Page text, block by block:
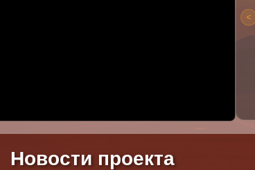
<
Новости проекта